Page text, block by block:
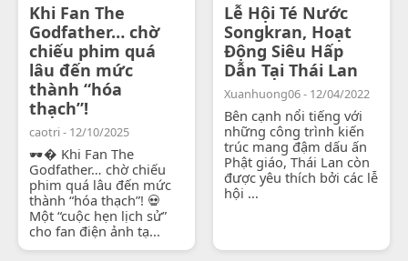
Khi Fan The
Godfather… chờ
chiếu phim quá
lâu đến mức
thành “hóa
thạch”!
caotri - 12/10/2025
🕶� Khi Fan The
Godfather… chờ chiếu
phim quá lâu đến mức
thành “hóa thạch”! 💀
Một “cuộc hẹn lịch sử”
cho fan điện ảnh tạ...
Lễ Hội Té Nước
Songkran, Hoạt
Động Siêu Hấp
Dẫn Tại Thái Lan
Xuanhuong06 - 12/04/2022
Bên cạnh nổi tiếng với
những công trình kiến
trúc mang đậm dấu ấn
Phật giáo, Thái Lan còn
được yêu thích bởi các lễ
hội ...